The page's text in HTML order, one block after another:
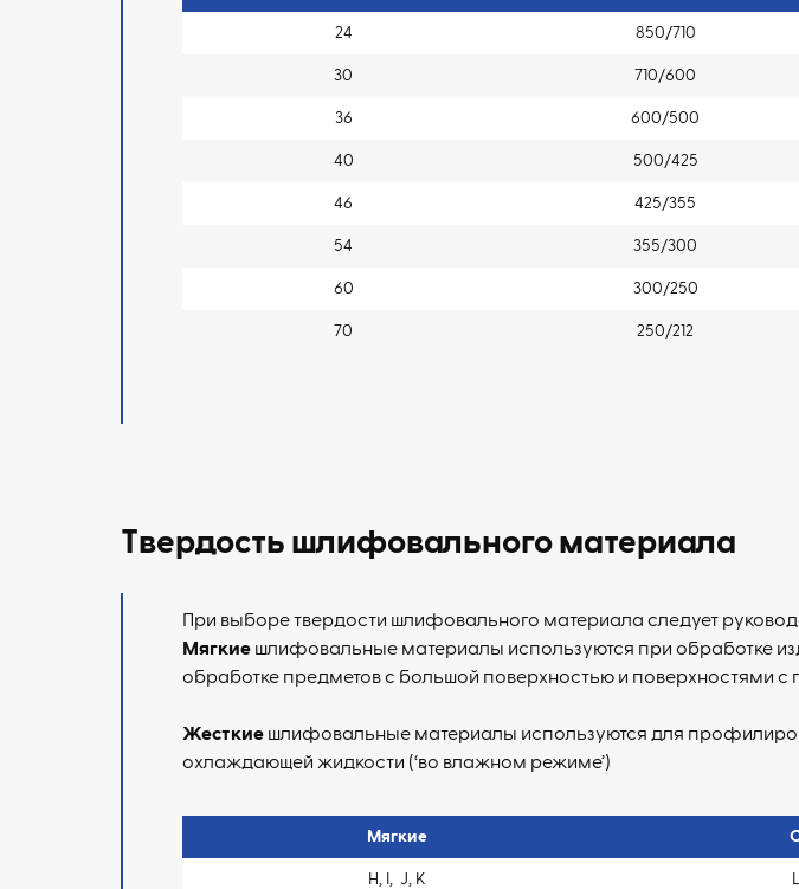
24 850/710
30 710/600
36 600/500
40 500/425
46 425/355
54 355/300
60 300/250
70 250/212
Tвердость шлифовального материала
При выборе твердости шлифовального материала следует
Мягкие шлифовальные материалы используются при обработке
обработке предметов с большой поверхностью и поверхностями
Жесткие шлифовальные материалы используются для
охлаждающей жидкости (‘во влажном режиме’)
Мягкие
H, I, J, K